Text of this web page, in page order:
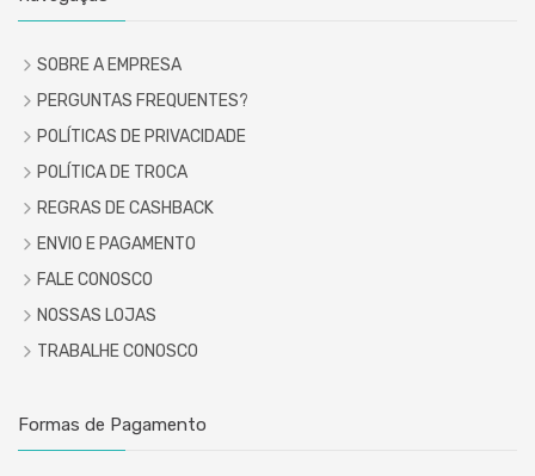
SOBRE A EMPRESA
PERGUNTAS FREQUENTES?
POLÍTICAS DE PRIVACIDADE
POLÍTICA DE TROCA
REGRAS DE CASHBACK
ENVIO E PAGAMENTO
FALE CONOSCO
NOSSAS LOJAS
TRABALHE CONOSCO
Formas de Pagamento